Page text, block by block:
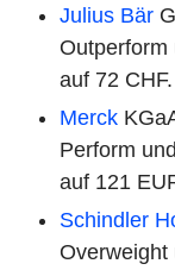
Julius Bär
auf 72 CHF.
Merck
Perform
auf 121
Schindler
Overweight